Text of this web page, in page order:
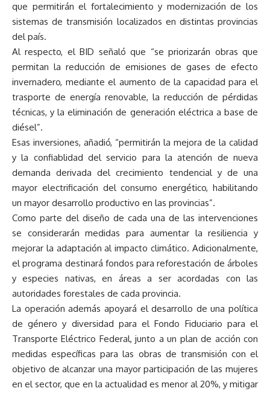
que permitirán el fortalecimiento y modernización de los
sistemas de transmisión localizados en distintas provincias
del país.
Al respecto, el BID señaló que “se priorizarán obras que
permitan la reducción de emisiones de gases de efecto
invernadero, mediante el aumento de la capacidad para el
trasporte de energía renovable, la reducción de pérdidas
técnicas, y la eliminación de generación eléctrica a base de
diésel”.
Esas inversiones, añadió, “permitirán la mejora de la calidad
y la confiablidad del servicio para la atención de nueva
demanda derivada del crecimiento tendencial y de una
mayor electrificación del consumo energético, habilitando
un mayor desarrollo productivo en las provincias”.
Como parte del diseño de cada una de las intervenciones
se considerarán medidas para aumentar la resiliencia y
mejorar la adaptación al impacto climático. Adicionalmente,
el programa destinará fondos para reforestación de árboles
y especies nativas, en áreas a ser acordadas con las
autoridades forestales de cada provincia.
La operación además apoyará el desarrollo de una política
de género y diversidad para el Fondo Fiduciario para el
Transporte Eléctrico Federal, junto a un plan de acción con
medidas específicas para las obras de transmisión con el
objetivo de alcanzar una mayor participación de las mujeres
en el sector, que en la actualidad es menor al 20%, y mitigar